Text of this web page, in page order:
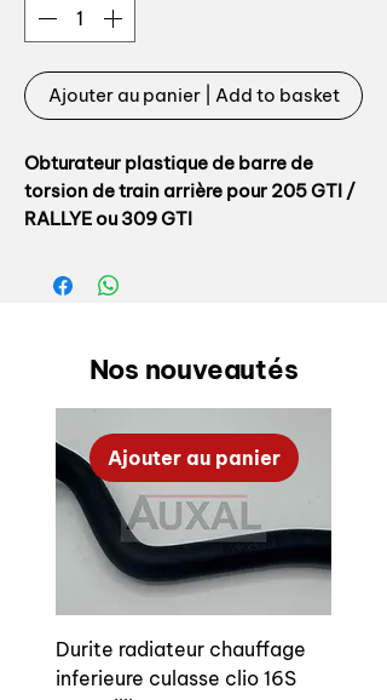
Ajouter au panier | Add to basket
Obturateur plastique de barre de
torsion de train arrière pour 205 GTI /
RALLYE ou 309 GTI
Référence origine: 5179 06 ou 5179.06
origine, bouchon souvent cassé ou
Rear drivetrain torsion bar cap for
205 GTI / RALLYE or 309 GTI
OEM reference:5179 06
Nos nouveautés
Ajouter au panier
Durite radiateur chauffage
inferieure culasse clio 16S